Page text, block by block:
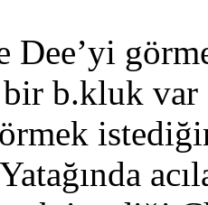
Dee’yi
b.kluk var